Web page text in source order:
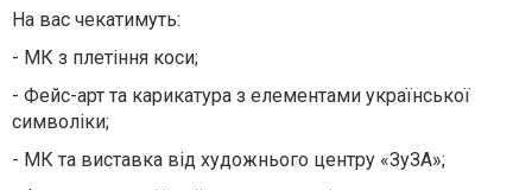
На вас чекатимуть:
- МК з плетіння коси;
- Фейс-арт та карикатура з елементами української
символіки;
- МК та виставка від художнього центру «ЗуЗА»;